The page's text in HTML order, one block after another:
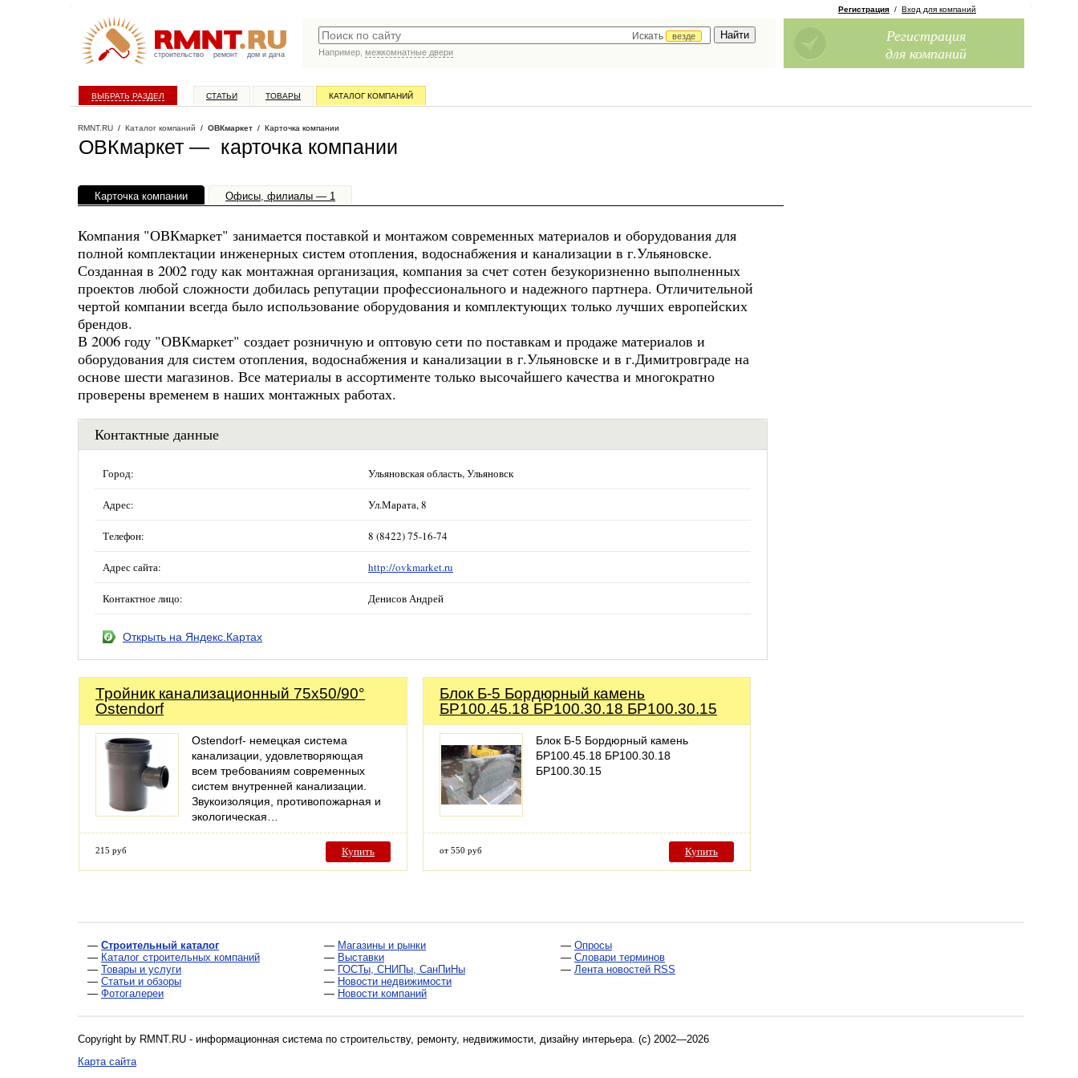
строительство ремонт дом и дача
Искать
везде
Например, межкомнатные двери
Регистрация / Вход для компаний
Регистрация
для компаний
ВЫБРАТЬ РАЗДЕЛ СТАТЬИ ТОВАРЫ КАТАЛОГ КОМПАНИЙ
RMNT.RU / Каталог компаний / ОВКмаркет / Карточка компании
ОВКмаркет — карточка компании
Карточка компании Офисы, филиалы — 1
Компания "ОВКмаркет" занимается поставкой и монтажом современных материалов и оборудования для
полной комплектации инженерных систем отопления, водоснабжения и канализации в г.Ульяновске.
Созданная в 2002 году как монтажная организация, компания за счет сотен безукоризненно выполненных
проектов любой сложности добилась репутации профессионального и надежного партнера. Отличительной
чертой компании всегда было использование оборудования и комплектующих только лучших европейских
брендов.
В 2006 году "ОВКмаркет" создает розничную и оптовую сети по поставкам и продаже материалов и
оборудования для систем отопления, водоснабжения и канализации в г.Ульяновске и в г.Димитровграде на
основе шести магазинов. Все материалы в ассортименте только высочайшего качества и многократно
проверены временем в наших монтажных работах.
Контактные данные
Город: Ульяновская область, Ульяновск
Адрес: Ул.Марата, 8
Телефон: 8 (8422) 75-16-74
Адрес сайта: http://ovkmarket.ru
Контактное лицо: Денисов Андрей
Открыть на Яндекс.Картах
Тройник канализационный 75х50/90°
Ostendorf
Ostendorf- немецкая система
канализации, удовлетворяющая
всем требованиям современных
систем внутренней канализации.
Звукоизоляция, противопожарная и
экологическая…
215 руб Купить
Блок Б-5 Бордюрный камень
БР100.45.18 БР100.30.18 БР100.30.15
Блок Б-5 Бордюрный камень
БР100.45.18 БР100.30.18
БР100.30.15
от 550 руб Купить
— Строительный каталог
— Каталог строительных компаний
— Товары и услуги
— Статьи и обзоры
— Фотогалереи
— Магазины и рынки
— Выставки
— ГОСТы, СНИПы, СанПиНы
— Новости недвижимости
— Новости компаний
— Опросы
— Словари терминов
— Лента новостей RSS
Copyright by RMNT.RU - информационная система по строительству, ремонту, недвижимости, дизайну интерьера. (c) 2002—2026
Карта сайта